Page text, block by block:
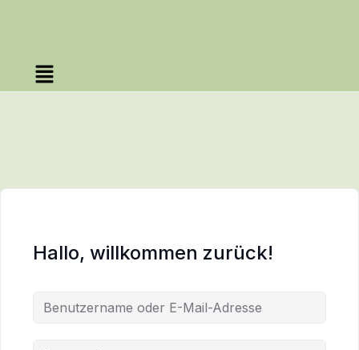
Hallo, willkommen zurück!